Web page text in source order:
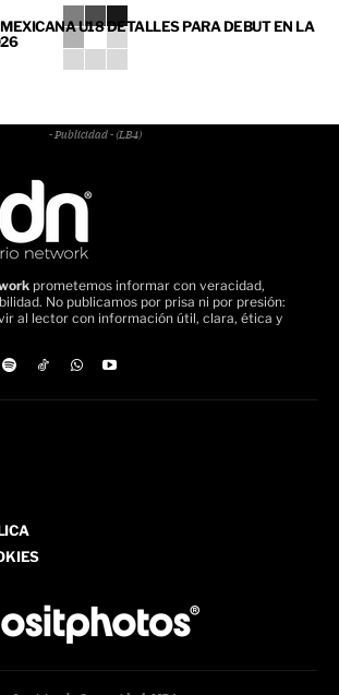
U18 DETALLES PARA DEBUT EN LA
- Publicidad - (LB4)
prometemos informar con veracidad,
No publicamos por prisa ni por presión:
al lector con información útil, clara, ética y